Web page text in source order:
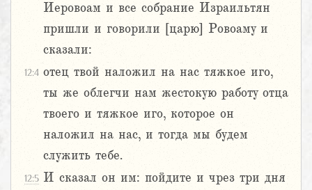
Иеровоам и все собрание Израильтян
пришли и говорили [царю] Ровоаму и
сказали:
12:4 отец твой наложил на нас тяжкое иго,
ты же облегчи нам жестокую работу отца
твоего и тяжкое иго, которое он
наложил на нас, и тогда мы будем
служить тебе.
12:5 И сказал он им: пойдите и чрез три дня